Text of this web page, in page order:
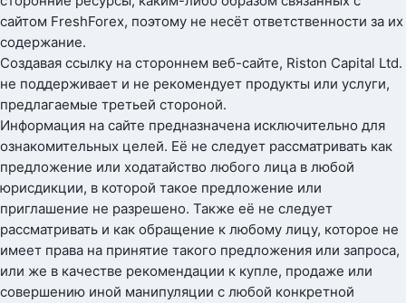
сайтом FreshForex, поэтому не несёт ответственности за их
содержание.
Создавая ссылку на стороннем веб-сайте, Riston Capital Ltd.
не поддерживает и не рекомендует продукты или услуги,
предлагаемые третьей стороной.
Информация на сайте предназначена исключительно для
ознакомительных целей. Её не следует рассматривать как
предложение или ходатайство любого лица в любой
юрисдикции, в которой такое предложение или
приглашение не разрешено. Также её не следует
рассматривать и как обращение к любому лицу, которое не
имеет права на принятие такого предложения или запроса,
или же в качестве рекомендации к купле, продаже или
совершению иной манипуляции с любой конкретной